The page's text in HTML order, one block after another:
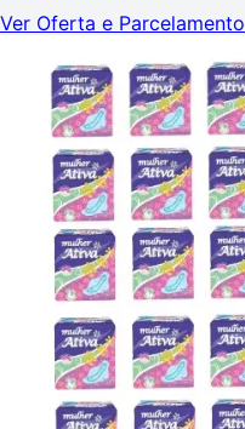
Ver Oferta e Parcelamento